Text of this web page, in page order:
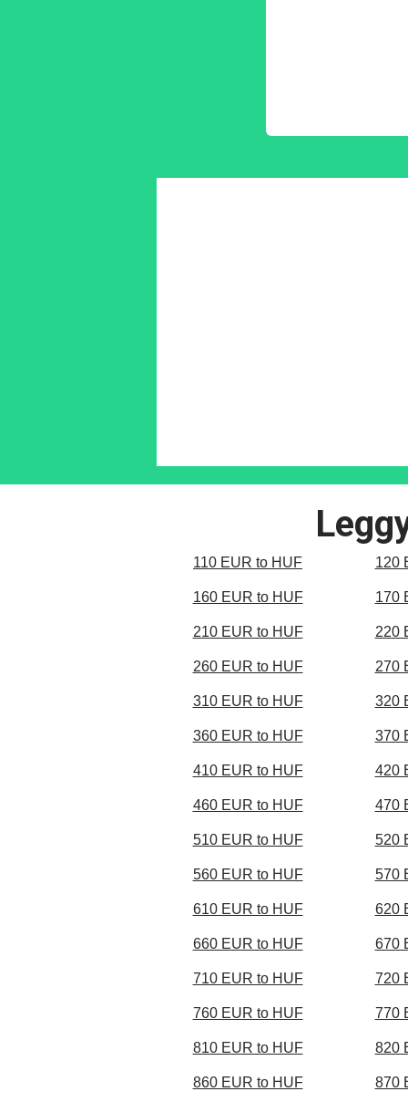
110 EUR to HUF 120
160 EUR to HUF 170
210 EUR to HUF 220
260 EUR to HUF 270
310 EUR to HUF 320
360 EUR to HUF 370
410 EUR to HUF 420
460 EUR to HUF 470
510 EUR to HUF 520
560 EUR to HUF 570
610 EUR to HUF 620
660 EUR to HUF 670
710 EUR to HUF 720
760 EUR to HUF 770
810 EUR to HUF 820
860 EUR to HUF 870